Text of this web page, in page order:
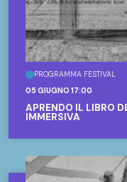
PROGRAMMA FESTIVAL
05 GIUGNO 17:00
APRENDO IL LIBRO
IMMERSIVA